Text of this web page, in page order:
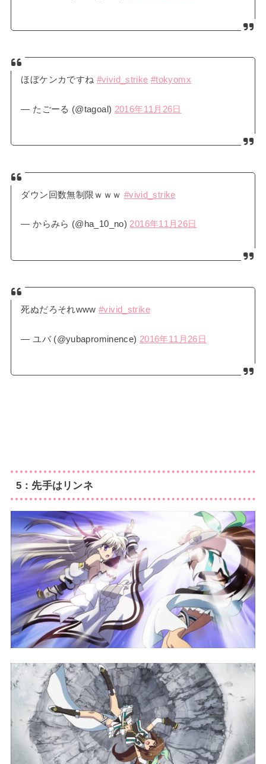
ほぼケンカですね #vivid_strike #tokyomx
— たごーる (@tagoal) 2016年11月26日
ダウン回数無制限ｗｗｗ #vivid_strike
— からみら (@ha_10_no)2016年11月26日
死ぬだろそれwww#vivid_strike
— ユバ (@yubaprominence) 2016年11月26日
5：先手はリンネ